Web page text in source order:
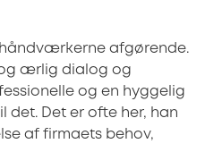
håndværkerne afgørende.
ærlig dialog og
og en hyggelig
det. Det er ofte her, han
af firmaets behov,